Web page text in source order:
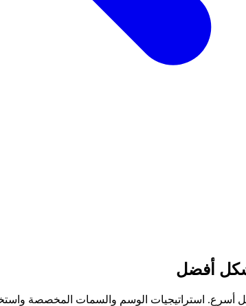
بشكل أفضل
أسرع. استراتيجيات الوسم والسمات المخصصة